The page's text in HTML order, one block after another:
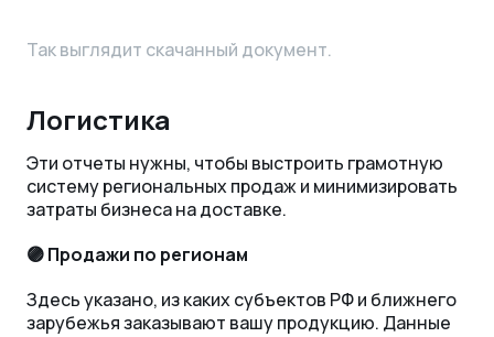
Так выглядит скачанный документ.
Логистика
Эти отчеты нужны, чтобы выстроить грамотную
систему региональных продаж и минимизировать
затраты бизнеса на доставке.
🟣 Продажи по регионам
Здесь указано, из каких субъектов РФ и ближнего
зарубежья заказывают вашу продукцию. Данные